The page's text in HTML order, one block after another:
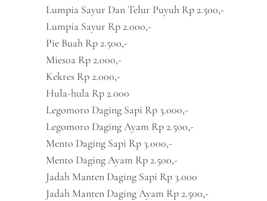
Lumpia Sayur Dan Telur Puyuh Rp 2.500,-
Lumpia Sayur Rp 2.000,-
Pie Buah Rp 2.500,-
Miesoa Rp 2.000,-
Kekres Rp 2.000,-
Hula-hula Rp 2.000
Legomoro Daging Sapi Rp 3.000,-
Legomoro Daging Ayam Rp 2.500,-
Mento Daging Sapi Rp 3.000,-
Mento Daging Ayam Rp 2.500,-
Jadah Manten Daging Sapi Rp 3.000
Jadah Manten Daging Ayam Rp 2.500,-